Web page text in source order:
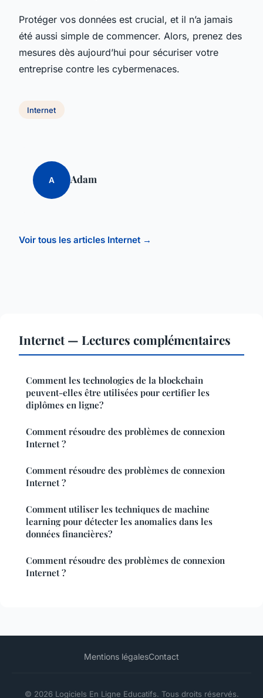
Protéger vos données est crucial, et il n’a jamais
été aussi simple de commencer. Alors, prenez des
mesures dès aujourd’hui pour sécuriser votre
entreprise contre les cybermenaces.
Internet
A Adam
Voir tous les articles Internet →
Internet — Lectures complémentaires
Comment les technologies de la blockchain
peuvent-elles être utilisées pour certifier les
diplômes en ligne?
Comment résoudre des problèmes de connexion
Internet ?
Comment résoudre des problèmes de connexion
Internet ?
Comment utiliser les techniques de machine
learning pour détecter les anomalies dans les
données financières?
Comment résoudre des problèmes de connexion
Internet ?
Mentions légalesContact
© 2026 Logiciels En Ligne Educatifs. Tous droits réservés.